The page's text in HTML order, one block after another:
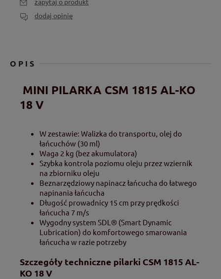
dodaj opinię
OPIS
MINI PILARKA CSM 1815 AL-KO
18 V
W zestawie: Walizka do transportu, olej do
łańcuchów (30 ml)
Waga 2 kg (bez akumulatora)
Szybka kontrola poziomu oleju przez wziernik
na zbiorniku oleju
Beznarzędziowy napinacz łańcucha do łatwego
napinania łańcucha
Długość prowadnicy 15 cm przy prędkości
łańcucha 7 m/s
Wygodny system SDL® (Smart Dynamic
Lubrication) do komfortowego smarowania
łańcucha w razie potrzeby
Szczegóły techniczne pilarki CSM 1815 AL-
KO 18 V